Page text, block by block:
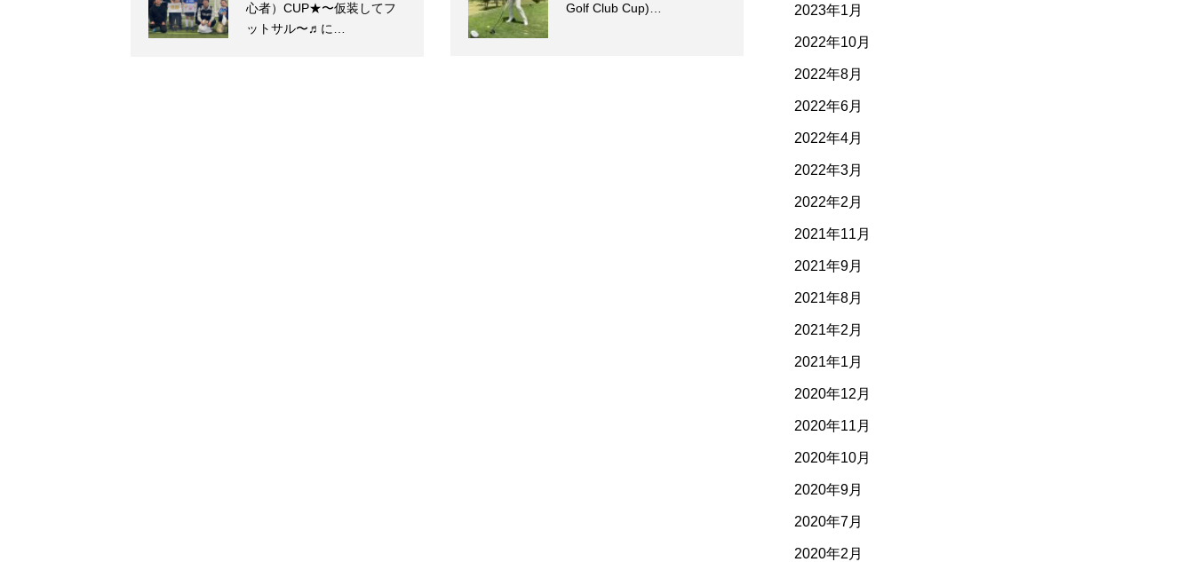
心者）CUP★〜仮装してフ
ットサル〜♬に…
Golf Club Cup)…
2023年1月
2022年10月
2022年8月
2022年6月
2022年4月
2022年3月
2022年2月
2021年11月
2021年9月
2021年8月
2021年2月
2021年1月
2020年12月
2020年11月
2020年10月
2020年9月
2020年7月
2020年2月